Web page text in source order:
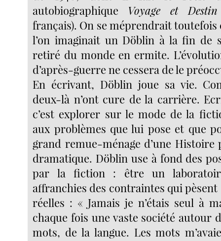
autobiographique Voyage et Destin
français). On se méprendrait
l’on imaginait un Döblin à la fin de
retiré du monde en ermite.
d’après-guerre ne cessera de le
En écrivant, Döblin joue sa vie.
deux-là n’ont cure de la carrière.
c’est explorer sur le mode de la
aux problèmes que lui pose et que
grand remue-ménage d’une
dramatique. Döblin use à fond des
par la fiction : être un laboratoire
affranchies des contraintes qui
réelles : « Jamais je n’étais seul à
chaque fois une vaste société autour
mots, de la langue. Les mots